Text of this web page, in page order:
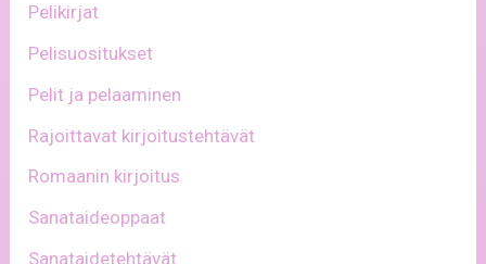
Pelikirjat
Pelisuositukset
Pelit ja pelaaminen
Rajoittavat kirjoitustehtävät
Romaanin kirjoitus
Sanataideoppaat
Sanataidetehtävät